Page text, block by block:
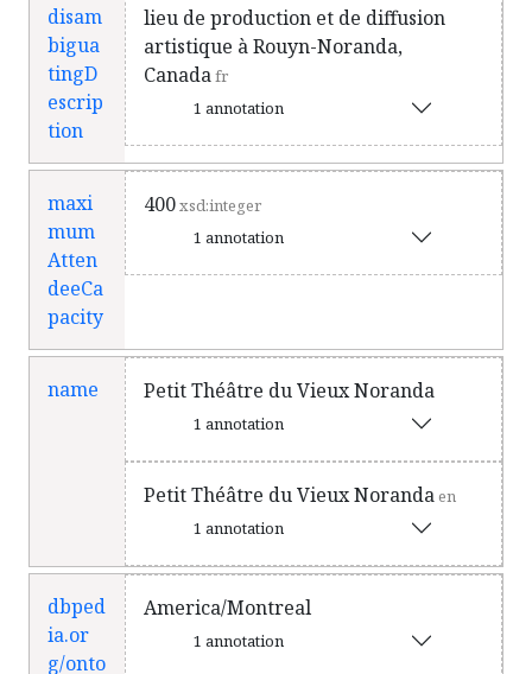
disam
bigua
tingD
escrip
tion
lieu de production et de diffusion
artistique à Rouyn-Noranda,
Canadafr
1 annotation
maxi
mum
Atten
deeCa
pacity
400xsd:integer
1 annotation
name Petit Théâtre du Vieux Noranda
1 annotation
Petit Théâtre du Vieux Norandaen
1 annotation
dbped
ia.or
g/onto
America/Montreal
1 annotation